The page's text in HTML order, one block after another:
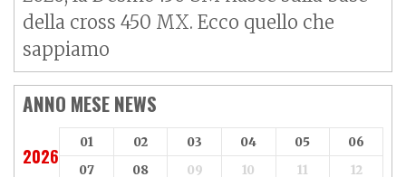
della cross 450 MX. Ecco quello che
sappiamo
ANNO MESE NEWS
2026
01 02 03 04 05
06
07
08 09 10 11 12